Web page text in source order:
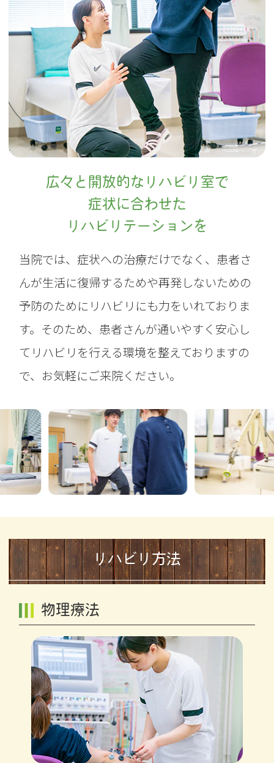
広々と開放的なリハビリ室で
症状に合わせた
リハビリテーションを
当院では、症状への治療だけでなく、患者さ
んが生活に復帰するためや再発しないための
予防のためにリハビリにも力をいれておりま
す。そのため、患者さんが通いやすく安心し
てリハビリを行える環境を整えておりますの
で、お気軽にご来院ください。
リハビリ方法
物理療法